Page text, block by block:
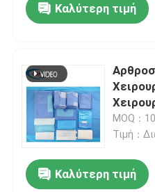
Καλύτερη τιμή
MOQ：
Τιμή：
Καλύτερη τιμή